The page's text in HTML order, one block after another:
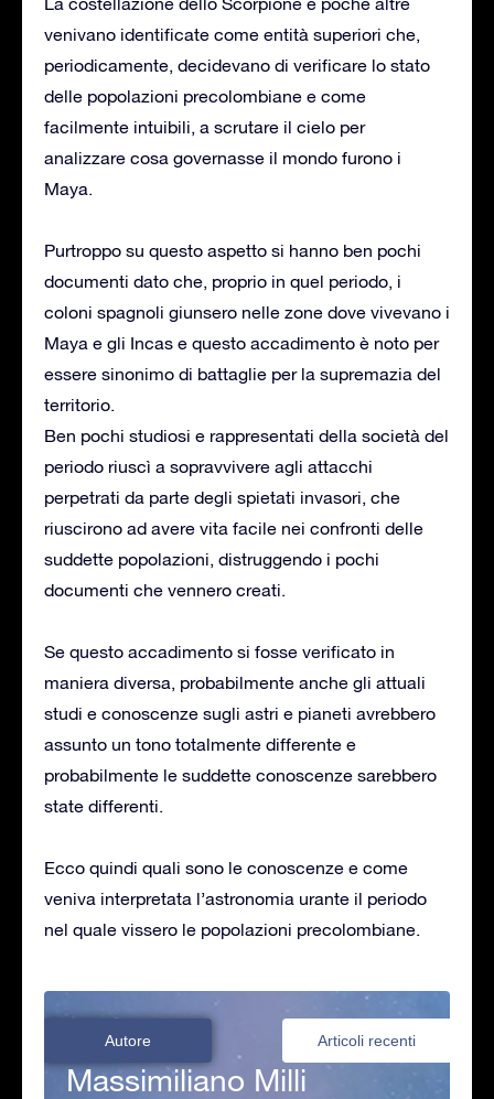
venivano identificate come entità superiori che,
periodicamente, decidevano di verificare lo stato
delle popolazioni precolombiane e come
facilmente intuibili, a scrutare il cielo per
analizzare cosa governasse il mondo furono i
Maya.
Purtroppo su questo aspetto si hanno ben pochi
documenti dato che, proprio in quel periodo, i
coloni spagnoli giunsero nelle zone dove vivevano i
Maya e gli Incas e questo accadimento è noto per
essere sinonimo di battaglie per la supremazia del
territorio.
Ben pochi studiosi e rappresentati della società del
periodo riuscì a sopravvivere agli attacchi
perpetrati da parte degli spietati invasori, che
riuscirono ad avere vita facile nei confronti delle
suddette popolazioni, distruggendo i pochi
documenti che vennero creati.
Se questo accadimento si fosse verificato in
maniera diversa, probabilmente anche gli attuali
studi e conoscenze sugli astri e pianeti avrebbero
assunto un tono totalmente differente e
probabilmente le suddette conoscenze sarebbero
state differenti.
Ecco quindi quali sono le conoscenze e come
veniva interpretata l’astronomia urante il periodo
nel quale vissero le popolazioni precolombiane.
Autore Articoli recenti
Massimiliano Milli